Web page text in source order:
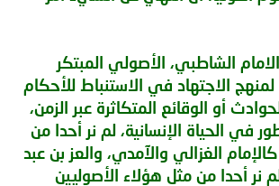
الشاطبي، الأصولي المبتكر
الاجتهاد في الاستنباط للأحكام
أو الوقائع المتكاثرة عبر الزمن،
في الحياة الإنسانية، لم نر أحدا من
الغزالي والآمدي، والعز بن عبد
نر أحدا من مثل هؤلاء الأصوليين